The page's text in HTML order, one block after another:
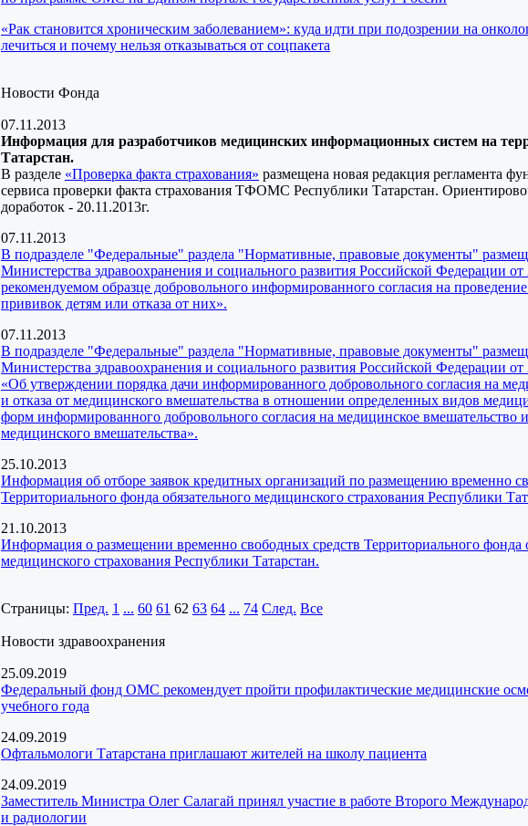
«Рак становится хроническим заболеванием»: куда идти при подозрении на
лечиться и почему нельзя отказываться от соцпакета
Новости Фонда
07.11.2013
Информация для разработчиков медицинских информационных систем на
Татарстан.
В разделе «Проверка факта страхования» размещена новая редакция регламента
сервиса проверки факта страхования ТФОМС Республики Татарстан.
доработок - 20.11.2013г.
07.11.2013
В подразделе "Федеральные" раздела "Нормативные, правовые документы"
Министерства здравоохранения и социального развития Российской Федерации
рекомендуемом образце добровольного информированного согласия на
прививок детям или отказа от них».
07.11.2013
В подразделе "Федеральные" раздела "Нормативные, правовые документы"
Министерства здравоохранения и социального развития Российской Федерации
«Об утверждении порядка дачи информированного добровольного согласия на
и отказа от медицинского вмешательства в отношении определенных видов
форм информированного добровольного согласия на медицинское вмешательство
медицинского вмешательства».
25.10.2013
Информация об отборе заявок кредитных организаций по размещению временно
Территориального фонда обязательного медицинского страхования Республики
21.10.2013
Информация о размещении временно свободных средств Территориального фонда
медицинского страхования Республики Татарстан.
Страницы: Пред. 1 ... 60 61 62 63 64 ... 74 След. Все
Новости здравоохранения
25.09.2019
Федеральный фонд ОМС рекомендует пройти профилактические медицинские
учебного года
24.09.2019
Офтальмологи Татарстана приглашают жителей на школу пациента
24.09.2019
Заместитель Министра Олег Салагай принял участие в работе Второго
и радиологии